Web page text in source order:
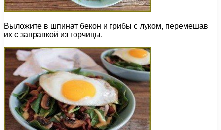
Выложите в шпинат бекон и грибы с луком, перемешав
их с заправкой из горчицы.